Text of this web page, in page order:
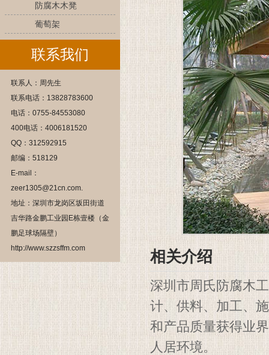
防腐木木凳
葡萄架
联系我们
联系人：周先生
联系电话：13828783600
电话：0755-84553080
400电话：4006181520
QQ：312592915
邮编：518129
E-mail：
zeer1305@21cn.com.
地址：深圳市龙岗区坂田街道
吉华路金鹏工业园E栋壹楼（金
鹏足球场隔壁）
http://www.szzsffm.com
相关介绍
深圳市周氏防腐木
计、供料、加工、
和产品质量获得业
人居环境。